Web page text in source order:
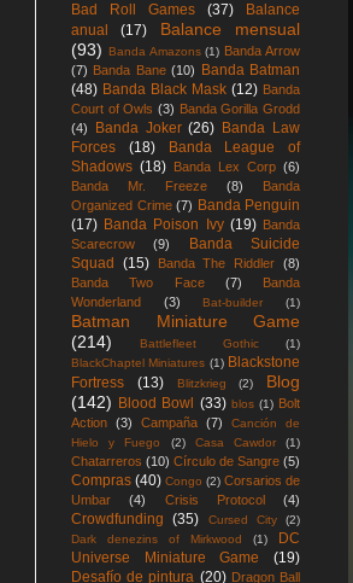
Bad Roll Games
(37)
Balance
anual
(17)
Balance mensual
(93)
Banda Amazons (1) Banda Arrow
(7) Banda Bane (10)
Banda Batman
(48) Banda Black Mask (12) Banda
Court of Owls (3) Banda Gorilla Grodd
(4)
Banda Joker (26) Banda Law
Forces
(18)
Banda League of
Shadows (18) Banda Lex Corp (6)
Banda Mr. Freeze
(8)
Banda
Organized Crime (7) Banda Penguin
(17) Banda Poison Ivy (19) Banda
Scarecrow
(9)
Banda Suicide
Squad
(15) Banda The Riddler (8)
Banda Two Face
(7)
Banda
Wonderland
(3) Bat-builder (1)
Batman Miniature Game
(214)
Battlefleet Gothic
(1)
BlackChaptel Miniatures (1) Blackstone
Fortress
(13) Blitzkrieg (2)
Blog
(142) Blood Bowl (33) blos (1) Bolt
Action (3) Campaña (7)
Canción de
Hielo y Fuego
(2) Casa Cawdor (1)
Chatarreros (10) Círculo de Sangre (5)
Compras (40) Congo (2) Corsarios de
Umbar
(4) Crisis Protocol (4)
Crowdfunding (35) Cursed City
(2)
Dark denezins of Mirkwood
(1)
DC
Universe Miniature Game
(19)
Desafío de pintura (20) Dragon Ball